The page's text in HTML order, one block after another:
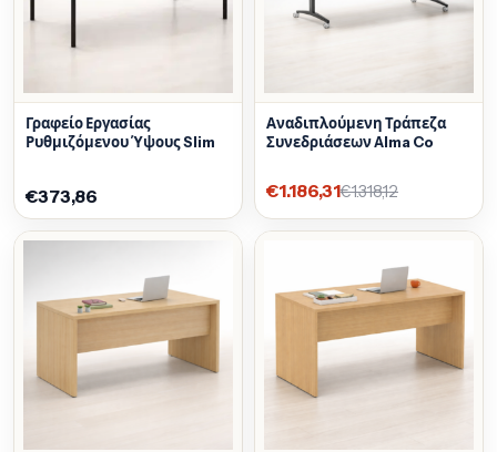
Γραφείο Εργασίας
Ρυθμιζόμενου Ύψους Slim
€373,86
Αναδιπλούμενη Τράπεζα
Συνεδριάσεων Alma Co
€1.186,31€1.318,12